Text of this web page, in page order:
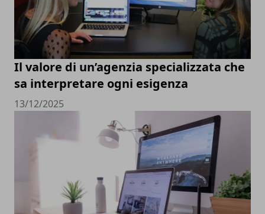
Il valore di un’agenzia specializzata che
sa interpretare ogni esigenza
13/12/2025